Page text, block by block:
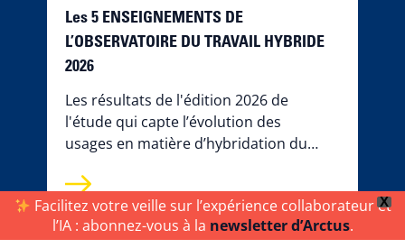
Les 5 ENSEIGNEMENTS DE
L’OBSERVATOIRE DU TRAVAIL HYBRIDE
2026
Les résultats de l'édition 2026 de
l'étude qui capte l’évolution des
usages en matière d’hybridation du
clés et les tendances du travail
hybride.
X
Facilitez votre veille sur l’expérience collaborateur et
l’IA : abonnez-vous à la newsletter d’Arctus.